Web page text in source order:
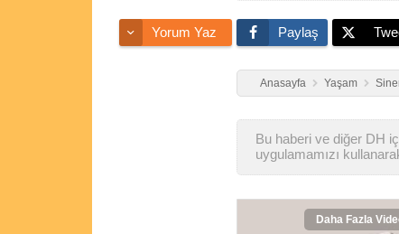
Yorum Yaz Paylaş
Anasayfa Yaşam
Bu haberi ve diğer DH
uygulamamızı
Daha Fazla